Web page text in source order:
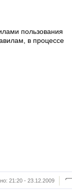
пользования
в процессе
21:20 - 23.12.2009